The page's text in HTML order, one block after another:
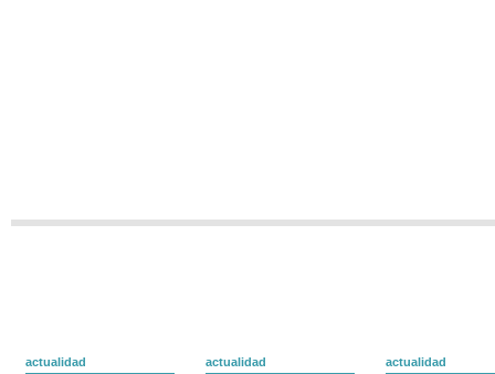
actualidad
actualidad
actualidad